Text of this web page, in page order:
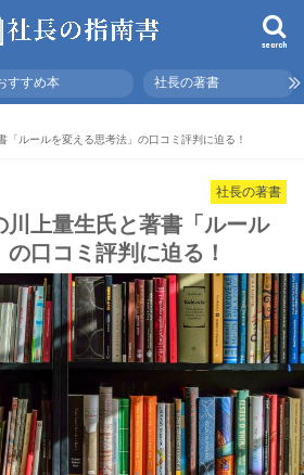
search
すすめ本 社長の著書
「ルールを変える思考法」の口コミ評判に迫る！
社長の著書
川上量生氏と著書「ルール
口コミ評判に迫る！